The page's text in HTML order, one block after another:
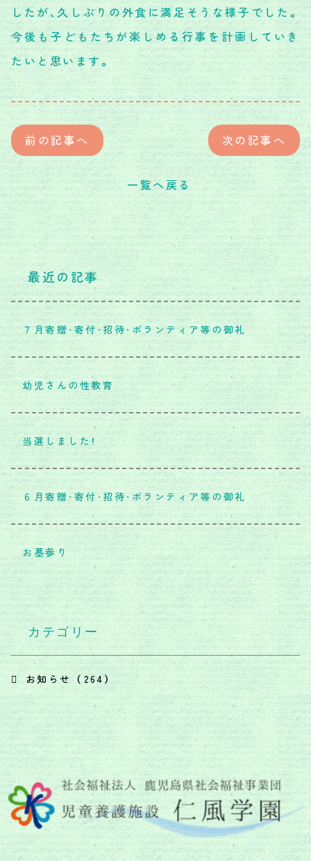
したが、久しぶりの外食に満足そうな様子でした。
今後も子どもたちが楽しめる行事を計画していき
たいと思います。
前の記事へ 次の記事へ
一覧へ戻る
最近の記事
７月寄贈・寄付・招待・ボランティア等の御礼
幼児さんの性教育
当選しました！
６月寄贈・寄付・招待・ボランティア等の御礼
お墓参り
カテゴリー
お知らせ （264）